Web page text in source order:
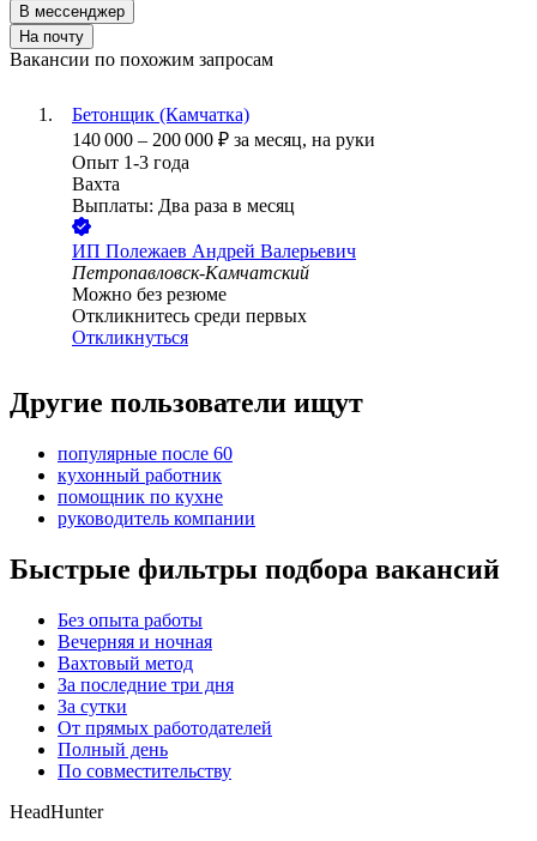
В мессенджер
На почту
Вакансии по похожим запросам
Бетонщик (Камчатка)
140 000 – 200 000 ₽ за месяц, на руки
Опыт 1-3 года
Вахта
Выплаты: Два раза в месяц
ИП Полежаев Андрей Валерьевич
Петропавловск-Камчатский
Можно без резюме
Откликнитесь среди первых
Откликнуться
Другие пользователи ищут
популярные после 60
кухонный работник
помощник по кухне
руководитель компании
Быстрые фильтры подбора вакансий
Без опыта работы
Вечерняя и ночная
Вахтовый метод
За последние три дня
За сутки
От прямых работодателей
Полный день
По совместительству
HeadHunter